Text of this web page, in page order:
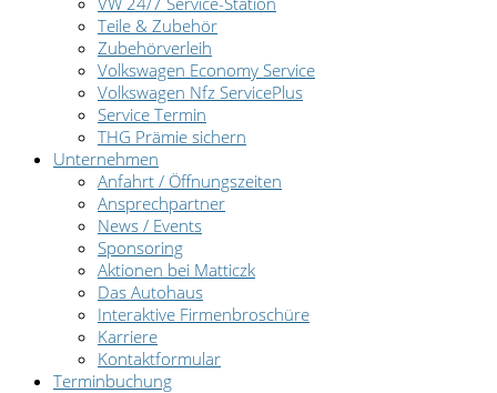
Teile & Zubehör
Zubehörverleih
Volkswagen Economy Service
Volkswagen Nfz ServicePlus
Service Termin
THG Prämie sichern
Unternehmen
Anfahrt / Öffnungszeiten
Ansprechpartner
News / Events
Sponsoring
Aktionen bei Matticzk
Das Autohaus
Interaktive Firmenbroschüre
Karriere
Kontaktformular
Terminbuchung